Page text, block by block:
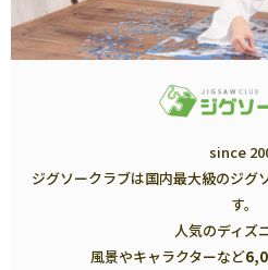
since
ジグソークラブは国内最大級のジグ
す。
人気のディズ
風景やキャラクターなど